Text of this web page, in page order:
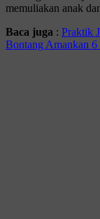
memuliakan anak
Baca juga : Praktik
Bontang Amankan 6